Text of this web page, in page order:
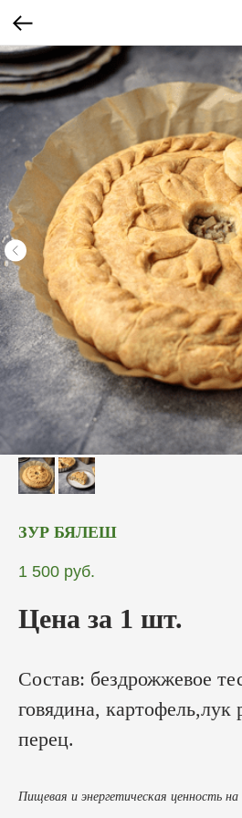
ЗУР БЯЛЕШ
1 500 руб.
Цена за 1 шт.
Состав: бездрожжевое
говядина, картофель,лук
перец.
Пищевая и энергетическая ценность на